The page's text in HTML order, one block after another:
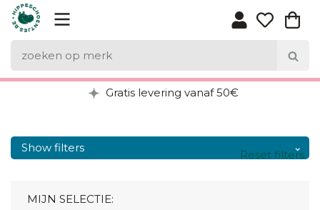
Gratis levering vanaf 50€
Show filters
MIJN SELECTIE:
Reset filters